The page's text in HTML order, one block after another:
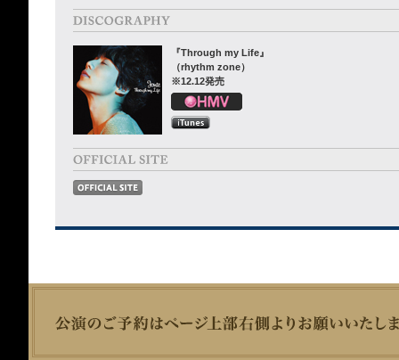
『Through my Life』
（rhythm zone）
※12.12発売